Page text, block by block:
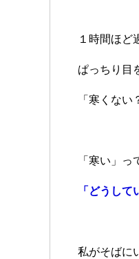
１時間ほど
ぱっちり目
「寒くない
「寒い」
「どうして
私がそばに